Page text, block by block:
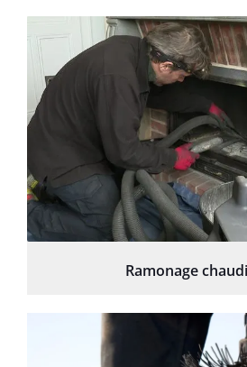
Ramonage